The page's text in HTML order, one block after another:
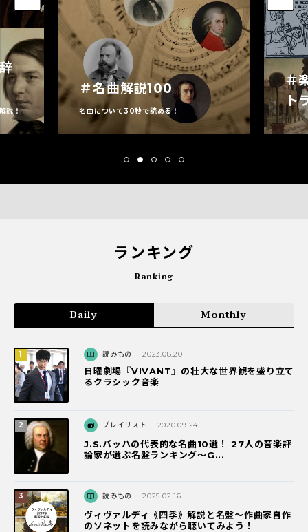
説！
＃名曲解説100
名曲について30秒で読める！
＃
ト
ランキング
Ranking
Daily Monthly
読みもの 2023.08.20
日曜劇場『VIVANT』の壮大な世界観を盛り立て
るクラシック音楽
プレイリスト 2020.09.24
J.S.バッハの代表的な名曲10選！ 27人の音楽評
論家が選ぶ名盤ランキング〜G...
読みもの 2025.02.16
ヴィヴァルディ《四季》解説と名盤～作曲家自作
のソネットを読みながら聴いてみよう！